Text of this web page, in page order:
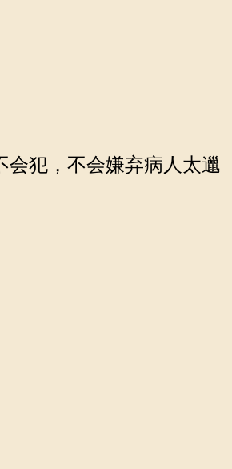
犯，不会嫌弃病人太邋